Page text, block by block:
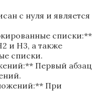
с нуля и является
списки:**
и H3, а также
списки.
Первый абзац
При